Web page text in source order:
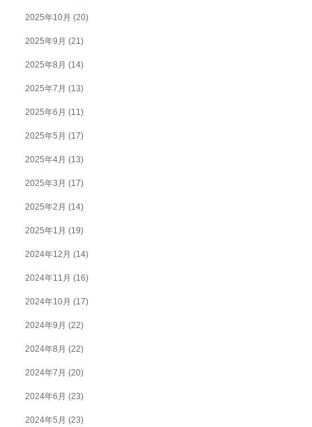
2025年10月 (20)
2025年9月 (21)
2025年8月 (14)
2025年7月 (13)
2025年6月 (11)
2025年5月 (17)
2025年4月 (13)
2025年3月 (17)
2025年2月 (14)
2025年1月 (19)
2024年12月 (14)
2024年11月 (16)
2024年10月 (17)
2024年9月 (22)
2024年8月 (22)
2024年7月 (20)
2024年6月 (23)
2024年5月 (23)